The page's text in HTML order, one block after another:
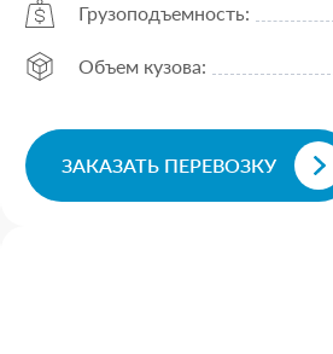
Грузоподъемность:
Объем кузова:
ЗАКАЗАТЬ ПЕРЕВОЗКУ